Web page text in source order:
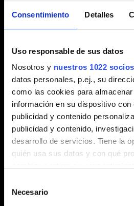
Consentimiento Detalles
Uso responsable de sus datos
Nosotros y nuestros 1022 socios
datos personales, p.ej., su
como las cookies para
información en su dispositivo con
publicidad y contenido
publicidad y contenido,
desarrollo de servicios. Tiene la
quién usa sus datos y con qué
el Menú de consentimiento.
Necesario
Creado hace 5 años Actualizado
problemas de rendimiento,
negros. Esta práctica no borrará
1. Apaga tu consola. No entres en
2. Espera a que las luces de tu
por completo y desconecta el
3. Espera un mínimo de 2
4. Vuelve a conectar el cable de
consola PlayStation y enciéndela.